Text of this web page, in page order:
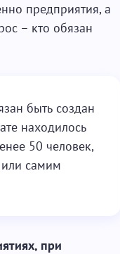
предприятия, а
– кто обязан
быть создан
находилось
50 человек,
или самим
при